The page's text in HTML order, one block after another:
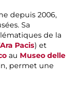
depuis 2006,
Sa
de la
Pacis) et
au Museo delle
permet une